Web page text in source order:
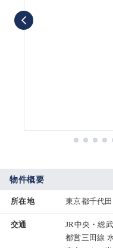
物件概要
所在地 東京都千代
交通
JR中央・総
都営三田線